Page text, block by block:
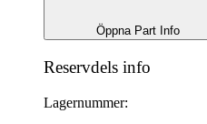
Öppna Part Info
Reservdels info
Lagernummer: